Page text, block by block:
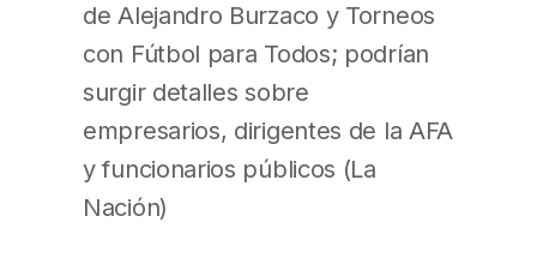
de Alejandro Burzaco y Torneos
con Fútbol para Todos; podrían
surgir detalles sobre
empresarios, dirigentes de la AFA
y funcionarios públicos (La
Nación)